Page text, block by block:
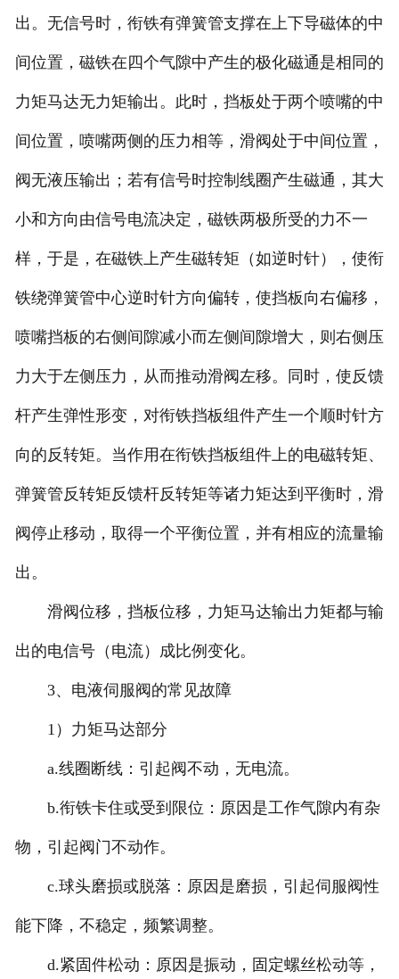
出。无信号时，衔铁有弹簧管支撑在上下导磁体的中
间位置，磁铁在四个气隙中产生的极化磁通是相同的
力矩马达无力矩输出。此时，挡板处于两个喷嘴的中
间位置，喷嘴两侧的压力相等，滑阀处于中间位置，
阀无液压输出；若有信号时控制线圈产生磁通，其大
小和方向由信号电流决定，磁铁两极所受的力不一
样，于是，在磁铁上产生磁转矩（如逆时针），使衔
铁绕弹簧管中心逆时针方向偏转，使挡板向右偏移，
喷嘴挡板的右侧间隙减小而左侧间隙增大，则右侧压
力大于左侧压力，从而推动滑阀左移。同时，使反馈
杆产生弹性形变，对衔铁挡板组件产生一个顺时针方
向的反转矩。当作用在衔铁挡板组件上的电磁转矩、
弹簧管反转矩反馈杆反转矩等诸力矩达到平衡时，滑
阀停止移动，取得一个平衡位置，并有相应的流量输
出。
滑阀位移，挡板位移，力矩马达输出力矩都与输
出的电信号（电流）成比例变化。
3、电液伺服阀的常见故障
1）力矩马达部分
a.线圈断线：引起阀不动，无电流。
b.衔铁卡住或受到限位：原因是工作气隙内有杂
物，引起阀门不动作。
c.球头磨损或脱落：原因是磨损，引起伺服阀性
能下降，不稳定，频繁调整。
d.紧固件松动：原因是振动，固定螺丝松动等，